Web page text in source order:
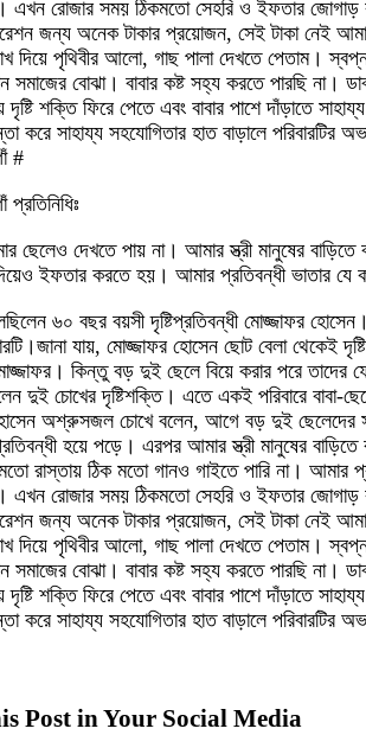
এখন রোজার সময় ঠিকমতো সেহরি ও ইফতার
জন্য অনেক টাকার প্রয়োজন, সেই টাকা নেই
দিয়ে পৃথিবীর আলো, গাছ পালা দেখতে পেতাম।
সমাজের বোঝা। বাবার কষ্ট সহ্য করতে পারছি না।
শক্তি ফিরে পেতে এবং বাবার পাশে দাঁড়াতে
করে সাহায্য সহযোগিতার হাত বাড়ালে
#
ছেলেও দেখতে পায় না। আমার স্ত্রী মানুষের
ইফতার করতে হয়। আমার প্রতিবন্ধী ভাতার যে
৬০ বছর বয়সী দৃষ্টিপ্রতিবন্ধী মোজ্জাফর
যায়, মোজ্জাফর হোসেন ছোট বেলা থেকেই
মোজ্জাফর। কিন্তু বড় দুই ছেলে বিয়ে করার পরে
দুই চোখের দৃষ্টিশক্তি। এতে একই পরিবারে
অশ্রুসজল চোখে বলেন, আগে বড় দুই ছেলেদের
হয়ে পড়ে। এরপর আমার স্ত্রী মানুষের
রাস্তায় ঠিক মতো গানও গাইতে পারি না। আমার
এখন রোজার সময় ঠিকমতো সেহরি ও ইফতার
জন্য অনেক টাকার প্রয়োজন, সেই টাকা নেই
দিয়ে পৃথিবীর আলো, গাছ পালা দেখতে পেতাম।
সমাজের বোঝা। বাবার কষ্ট সহ্য করতে পারছি না।
শক্তি ফিরে পেতে এবং বাবার পাশে দাঁড়াতে
করে সাহায্য সহযোগিতার হাত বাড়ালে
Post in Your Social Media